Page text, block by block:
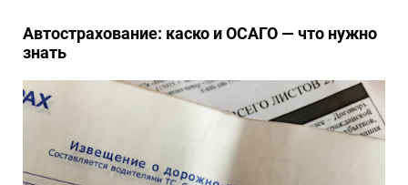
Автострахование: каско и ОСАГО — что нужно
знать